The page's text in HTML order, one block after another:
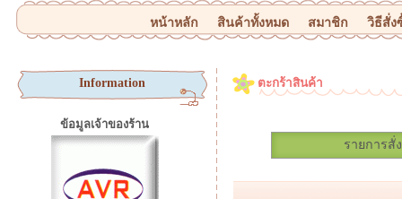
หน้าหลัก สินค้าทั้งหมด สมาชิก วิธีสั่
Information
ข้อมูลเจ้าของร้าน
ตะกร้าสินค้า
รายการสั่